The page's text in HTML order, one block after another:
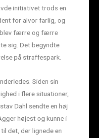
initiativet trods en
for alvor farlig, og
blev færre og færre
sig. Det begyndte
på straffespark.
Siden sin
i flere situationer,
Dahl sendte en høj
højest og kunne i
det, der lignede en